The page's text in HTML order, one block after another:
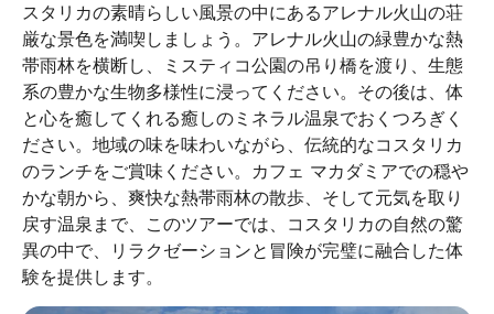
スタリカの素晴らしい風景の中にあるアレナル火山の荘
厳な景色を満喫しましょう。アレナル火山の緑豊かな熱
帯雨林を横断し、ミスティコ公園の吊り橋を渡り、生態
系の豊かな生物多様性に浸ってください。その後は、体
と心を癒してくれる癒しのミネラル温泉でおくつろぎく
ださい。地域の味を味わいながら、伝統的なコスタリカ
のランチをご賞味ください。カフェ マカダミアでの穏や
かな朝から、爽快な熱帯雨林の散歩、そして元気を取り
戻す温泉まで、このツアーでは、コスタリカの自然の驚
異の中で、リラクゼーションと冒険が完璧に融合した体
験を提供します。